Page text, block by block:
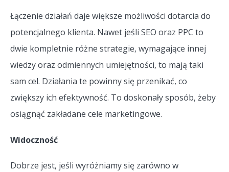
Łączenie działań daje większe możliwości dotarcia do
potencjalnego klienta. Nawet jeśli SEO oraz PPC to
dwie kompletnie różne strategie, wymagające innej
wiedzy oraz odmiennych umiejętności, to mają taki
sam cel. Działania te powinny się przenikać, co
zwiększy ich efektywność. To doskonały sposób, żeby
osiągnąć zakładane cele marketingowe.
Widoczność
Dobrze jest, jeśli wyróżniamy się zarówno w